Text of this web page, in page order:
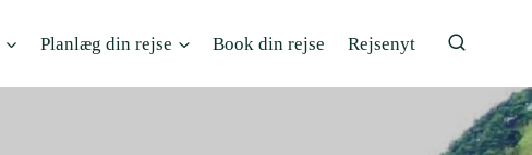
Planlæg din rejse Book din rejse Rejsenyt